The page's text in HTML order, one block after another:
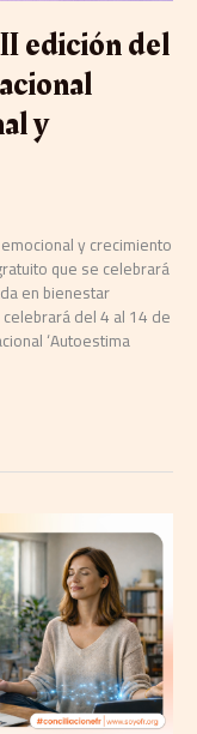
edición del
y
y crecimiento
que se celebrará
en bienestar
del 4 al 14 de
‘Autoestima